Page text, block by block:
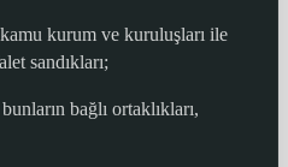
kurum ve kuruluşları ile
sandıkları;
bağlı ortaklıkları,